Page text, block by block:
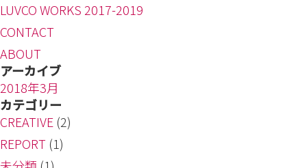
LUVCO WORKS 2017-2019
CONTACT
ABOUT
アーカイブ
2018年3月
カテゴリー
CREATIVE (2)
REPORT (1)